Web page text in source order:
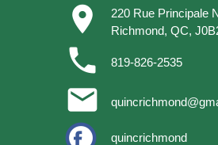
place
220 Rue Principale
Richmond, QC,
phone 819-826-2535
email
quincrichmond